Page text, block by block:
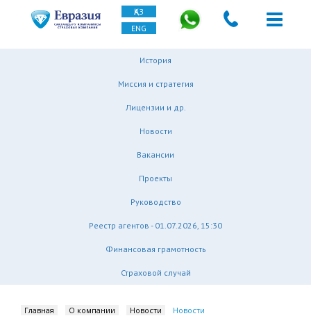
ҚАЗ
ENG
История
Миссия и стратегия
Лицензии и др.
Новости
Вакансии
Проекты
Руководство
Реестр агентов - 01.07.2026, 15:30
Финансовая грамотность
Страховой случай
Главная О компании Новости Новости